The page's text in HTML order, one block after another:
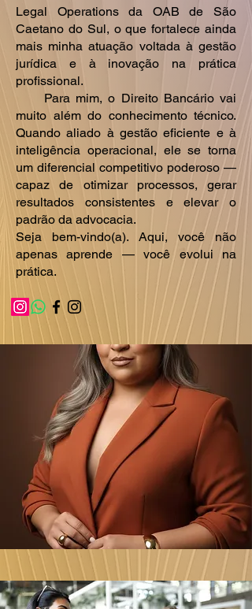
Legal Operations da OAB de São
Caetano do Sul, o que fortalece ainda
mais minha atuação voltada à gestão
jurídica e à inovação na prática
profissional.
Para mim, o Direito Bancário vai
muito além do conhecimento técnico.
Quando aliado à gestão eficiente e à
inteligência operacional, ele se torna
um diferencial competitivo poderoso —
capaz de otimizar processos, gerar
resultados consistentes e elevar o
padrão da advocacia.
Seja bem-vindo(a). Aqui, você não
apenas aprende — você evolui na
prática.